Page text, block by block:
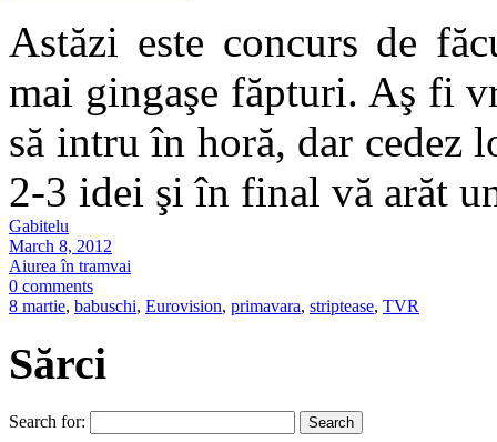
Astăzi este concurs de
mai gingaşe făpturi. Aş fi
să intru în horă, dar cedez
2-3 idei şi în final vă arăt
Gabitelu
March 8, 2012
Aiurea în tramvai
0 comments
8 martie, babuschi, Eurovision, primavara, striptease, TVR
Sărci
Search for: